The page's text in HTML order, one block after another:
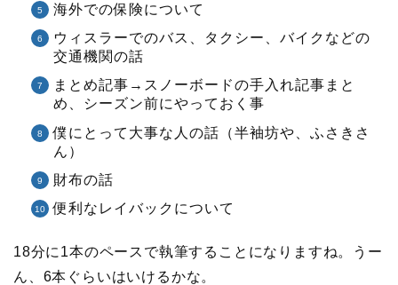
海外での保険について
ウィスラーでのバス、タクシー、バイクなどの
交通機関の話
まとめ記事→スノーボードの手入れ記事まと
め、シーズン前にやっておく事
僕にとって大事な人の話（半袖坊や、ふさきさ
ん）
財布の話
便利なレイバックについて
18分に1本のペースで執筆することになりますね。うー
ん、6本ぐらいはいけるかな。